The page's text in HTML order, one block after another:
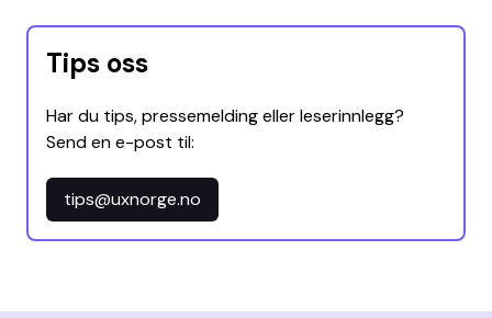
Tips oss
Har du tips, pressemelding eller leserinnlegg?
Send en e-post til:
tips@uxnorge.no